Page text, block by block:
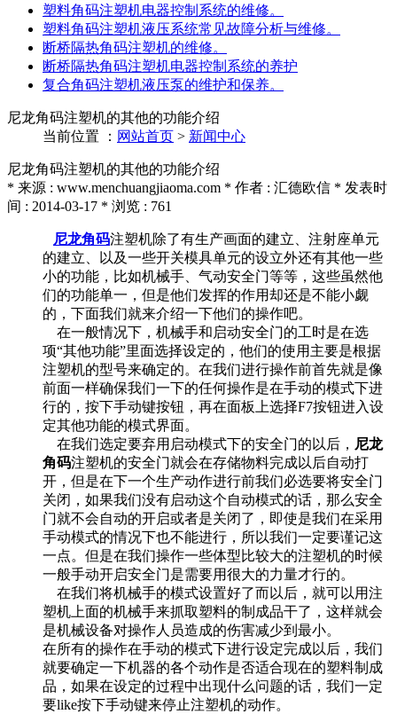
塑料角码注塑机电器控制系统的维修。
塑料角码注塑机液压系统常见故障分析与维修。
断桥隔热角码注塑机的维修。
断桥隔热角码注塑机电器控制系统的养护
复合角码注塑机液压泵的维护和保养。
尼龙角码注塑机的其他的功能介绍
当前位置 ： 网站首页 > 新闻中心
尼龙角码注塑机的其他的功能介绍
* 来源 : www.menchuangjiaoma.com * 作者 : 汇德欧信 * 发表时
间 : 2014-03-17 * 浏览 : 761
尼龙角码注塑机除了有生产画面的建立、注射座单元
的建立、以及一些开关模具单元的设立外还有其他一些
小的功能，比如机械手、气动安全门等等，这些虽然他
们的功能单一，但是他们发挥的作用却还是不能小觑
的，下面我们就来介绍一下他们的操作吧。
在一般情况下，机械手和启动安全门的工时是在选
项“其他功能”里面选择设定的，他们的使用主要是根据
注塑机的型号来确定的。在我们进行操作前首先就是像
前面一样确保我们一下的任何操作是在手动的模式下进
行的，按下手动键按钮，再在面板上选择F7按钮进入设
定其他功能的模式界面。
在我们选定要弃用启动模式下的安全门的以后， 尼龙
角码注塑机的安全门就会在存储物料完成以后自动打
开，但是在下一个生产动作进行前我们必选要将安全门
关闭，如果我们没有启动这个自动模式的话，那么安全
门就不会自动的开启或者是关闭了，即使是我们在采用
手动模式的情况下也不能进行，所以我们一定要谨记这
一点。但是在我们操作一些体型比较大的注塑机的时候
一般手动开启安全门是需要用很大的力量才行的。
在我们将机械手的模式设置好了而以后，就可以用注
塑机上面的机械手来抓取塑料的制成品干了，这样就会
是机械设备对操作人员造成的伤害减少到最小。
在所有的操作在手动的模式下进行设定完成以后，我们
就要确定一下机器的各个动作是否适合现在的塑料制成
品，如果在设定的过程中出现什么问题的话，我们一定
要like按下手动键来停止注塑机的动作。